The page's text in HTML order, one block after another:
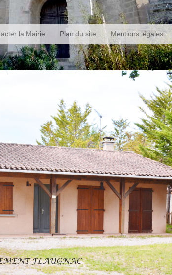
Vous êtes ici :
la Mairie Plan du site Mentions légales